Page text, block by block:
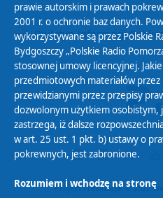
Biuletyn Informacji
Projekt i realizacja: © 2022
prawie autorskim i prawach
2001 r. o ochronie baz danych.
wykorzystywane są przez Polskie
Bydgoszczy „Polskie Radio
stosownej umowy licencyjnej.
przedmiotowych materiałów
przewidzianymi przez przepisy
dozwolonym użytkiem osobistym,
zastrzega, iż dalsze
w art. 25 ust. 1 pkt. b) ustawy o
pokrewnych, jest zabronione.
Rozumiem i wchodzę na stronę